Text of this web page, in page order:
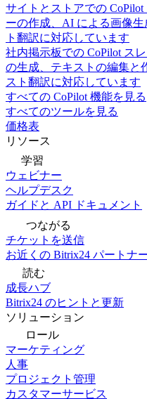
サイトとストアでの CoPilot
ーの作成、AI による画像
ト翻訳に対応しています
社内掲示板での CoPilot ス
の生成、テキストの編集と
スト翻訳に対応しています
すべての CoPilot 機能を見る
すべてのツールを見る
価格表
リソース
学習
ウェビナー
ヘルプデスク
ガイドと API ドキュメント
つながる
チケットを送信
お近くの Bitrix24 パートナ
読む
成長ハブ
Bitrix24 のヒントと更新
ソリューション
ロール
マーケティング
人事
プロジェクト管理
カスタマーサービス